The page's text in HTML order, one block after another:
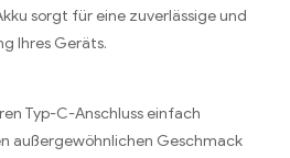
sorgt für eine zuverlässige und
Ihres Geräts.
Typ-C-Anschluss einfach
außergewöhnlichen Geschmack